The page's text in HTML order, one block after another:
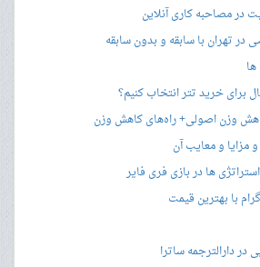
تهران با سابقه و بدون سابقه
برای خرید تتر انتخاب کنیم؟
وزن اصولی+ راه‌های کاهش وزن
ها در بازی فری فایر
با بهترین قیمت
در دارالترجمه ساترا